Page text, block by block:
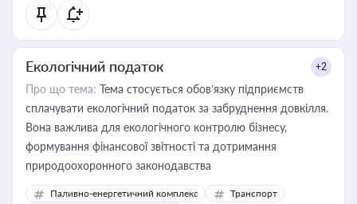
Екологічний податок +2
Про що тема: Тема стосується обов’язку підприємств
сплачувати екологічний податок за забруднення довкілля.
Вона важлива для екологічного контролю бізнесу,
формування фінансової звітності та дотримання
природоохоронного законодавства
Паливно-енергетичний комплекс
Транспорт